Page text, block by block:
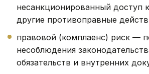
несанкционированный доступ
другие противоправные
правовой (комплаенс) риск —
несоблюдения
обязательств и внутренних